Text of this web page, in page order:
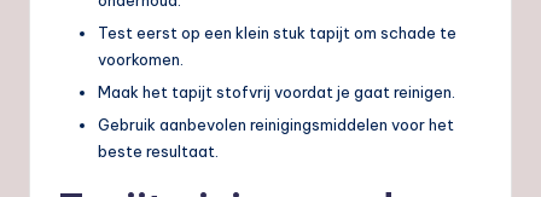
Test eerst op een klein stuk tapijt om schade te
voorkomen.
Maak het tapijt stofvrij voordat je gaat reinigen.
Gebruik aanbevolen reinigingsmiddelen voor het
beste resultaat.